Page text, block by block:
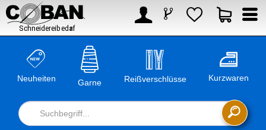
 

Neuheiten Garne

Reißverschlüsse Kurzwaren